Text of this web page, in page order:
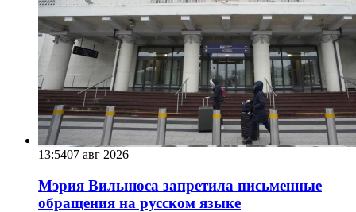
13:5407 авг 2026
Мэрия Вильнюса запретила письменные
обращения на русском языке